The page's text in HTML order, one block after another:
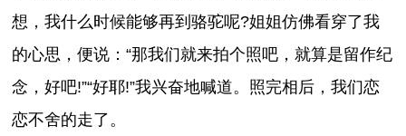
想，我什么时候能够再到骆驼呢?姐姐仿佛看穿了我
的心思，便说：“那我们就来拍个照吧，就算是留作纪
念，好吧!”“好耶!”我兴奋地喊道。照完相后，我们恋
恋不舍的走了。